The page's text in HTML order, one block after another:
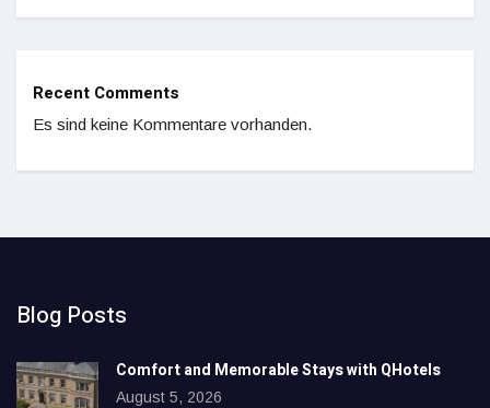
Recent Comments
Es sind keine Kommentare vorhanden.
Blog Posts
Comfort and Memorable Stays with QHotels
August 5, 2026